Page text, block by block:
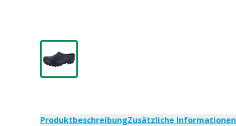
ProduktbeschreibungZusätzliche Informationen